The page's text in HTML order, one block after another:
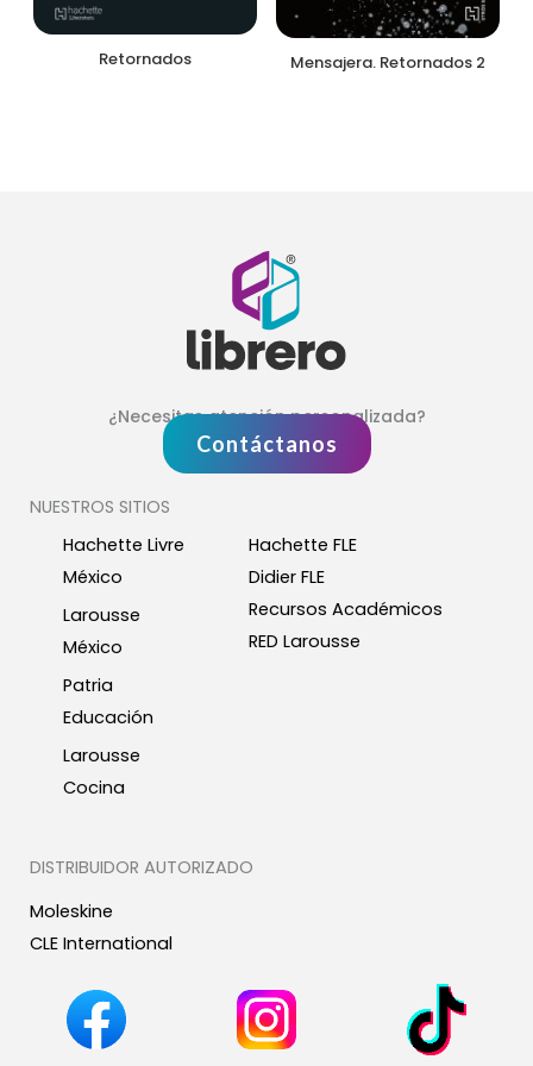
Retornados Mensajera. Retornados 2
¿Necesitas atención personalizada?
Contáctanos
NUESTROS SITIOS
Hachette Livre
México
Larousse
México
Patria
Educación
Larousse
Cocina
Hachette FLE
Didier FLE
Recursos Académicos
RED Larousse
DISTRIBUIDOR AUTORIZADO
Moleskine
CLE International